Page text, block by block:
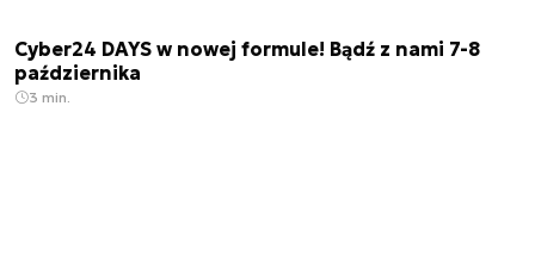
Cyber24 DAYS w nowej formule! Bądź z nami 7-8
października
3 min.